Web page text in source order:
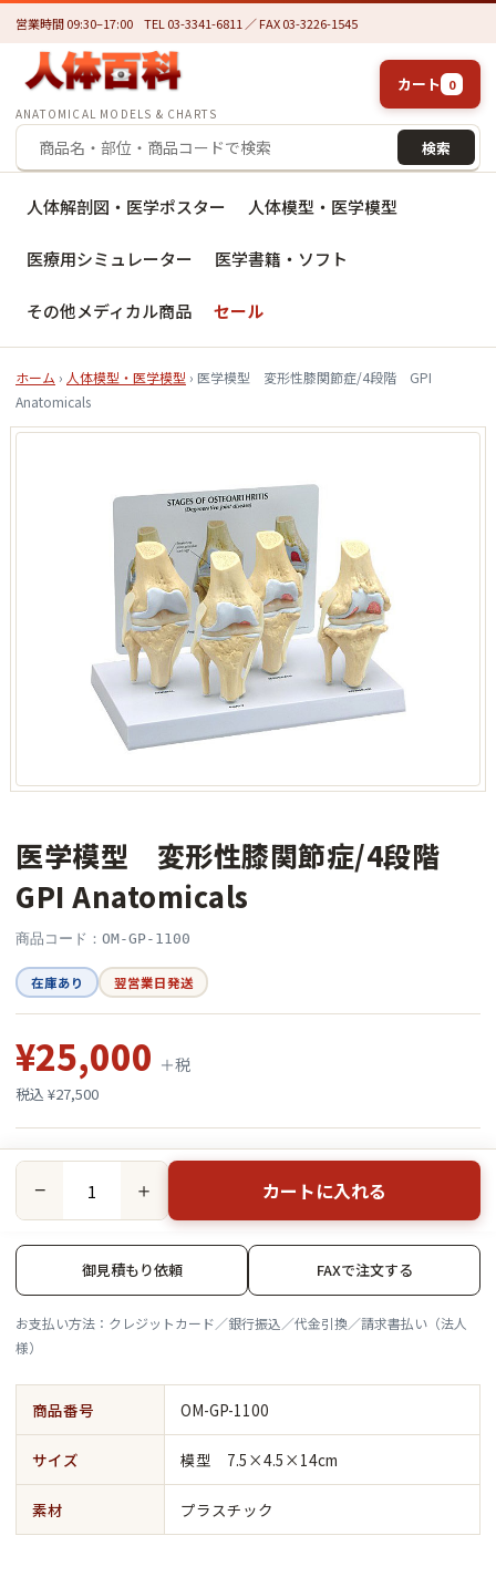
営業時間 09:30–17:00 TEL 03-3341-6811 ／ FAX 03-3226-1545
ANATOMICAL MODELS & CHARTS
検索
カート 0
人体解剖図・医学ポスター 人体模型・医学模型
医療用シミュレーター 医学書籍・ソフト
その他メディカル商品 セール
ホーム › 人体模型・医学模型 › 医学模型 変形性膝関節症/4段階 GPI
Anatomicals
医学模型 変形性膝関節症/4段階
GPI Anatomicals
商品コード：OM-GP-1100
在庫あり 翌営業日発送
¥25,000 ＋税
税込 ¥27,500
− ＋ カートに入れる
御見積もり依頼 FAXで注文する
お支払い方法：クレジットカード／銀行振込／代金引換／請求書払い（法人
様）
商品番号 OM-GP-1100
サイズ 模型 7.5×4.5×14cm
素材 プラスチック